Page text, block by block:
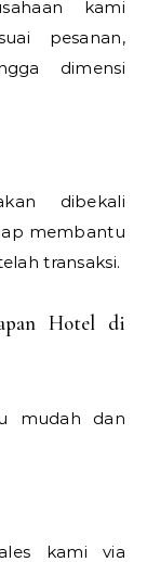
kami
pesanan,
dimensi
dibekali
membantu
transaksi.
Hotel di
mudah dan
kami via